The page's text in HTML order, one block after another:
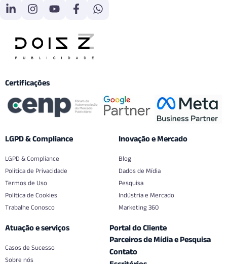
Certificações
LGPD & Compliance
LGPD & Compliance
Politica de Privacidade
Termos de Uso
Política de Cookies
Trabalhe Conosco
Inovação e Mercado
Blog
Dados de Mídia
Pesquisa
Indústria e Mercado
Marketing 360
Atuação e serviços
Casos de Sucesso
Sobre nós
Portal do Cliente
Parceiros de Mídia e Pesquisa
Contato